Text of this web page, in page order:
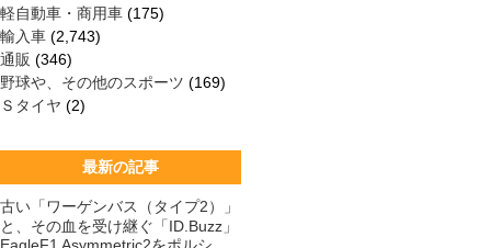
軽自動車・商用車 (175)
輸入車 (2,743)
通販 (346)
野球や、その他のスポーツ (169)
Ｓタイヤ (2)
最新の記事
古い「ワーゲンバス（タイプ2）」
と、その血を受け継ぐ「ID.Buzz」